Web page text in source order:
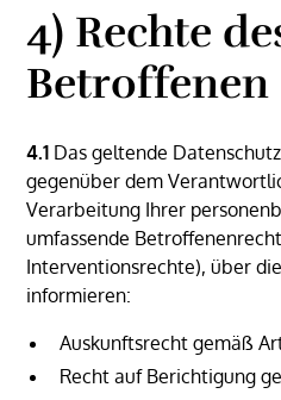
4) Rechte
Betroffenen
4.1 Das geltende
gegenüber dem
Verarbeitung Ihrer
umfassende
Interventionsrechte), über
informieren:
Auskunftsrecht gemäß
Recht auf Berichtigung